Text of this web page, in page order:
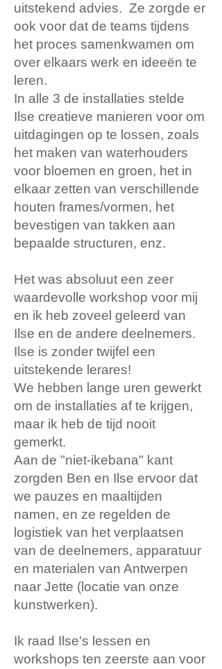
uitstekend advies. Ze zorgde er
ook voor dat de teams tijdens
het proces samenkwamen om
over elkaars werk en ideeën te
leren.
In alle 3 de installaties stelde
Ilse creatieve manieren voor om
uitdagingen op te lossen, zoals
het maken van waterhouders
voor bloemen en groen, het in
elkaar zetten van verschillende
houten frames/vormen, het
bevestigen van takken aan
bepaalde structuren, enz.
Het was absoluut een zeer
waardevolle workshop voor mij
en ik heb zoveel geleerd van
Ilse en de andere deelnemers.
Ilse is zonder twijfel een
uitstekende lerares!
We hebben lange uren gewerkt
om de installaties af te krijgen,
maar ik heb de tijd nooit
gemerkt.
Aan de "niet-ikebana" kant
zorgden Ben en Ilse ervoor dat
we pauzes en maaltijden
namen, en ze regelden de
logistiek van het verplaatsen
van de deelnemers, apparatuur
en materialen van Antwerpen
naar Jette (locatie van onze
kunstwerken).
Ik raad Ilse's lessen en
workshops ten zeerste aan voor